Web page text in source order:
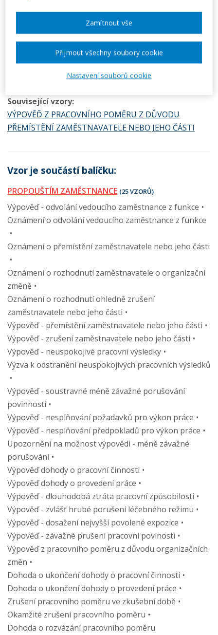
pro výpověď z důvodu přemístění zaměstnavatele nebo
jeho části. Rozhodnutí nemusí zaměstnavatel zaměstnci
předat, ale měl by jej s obsahem rozhodnutí při předání
výpovědi alespoň rámcově seznámit. K tomu dobře
poslouží vzor oznámení připravený Vzorným Právem.
Související vzory:
VÝPOVĚĎ Z PRACOVNÍHO POMĚRU Z DŮVODU
PŘEMÍSTĚNÍ ZAMĚSTNAVATELE NEBO JEHO ČÁSTI
Vzor je součástí balíčku:
PROPOUŠTÍM ZAMĚSTNANCE (25 VZORŮ)
Výpověď - odvolání vedoucího zaměstnance z funkce
Oznámení o odvolání vedoucího zaměstnance z funkce
Oznámení o přemístění zaměstnavatele nebo jeho části
Oznámení o rozhodnutí zaměstnavatele o organizační
změně
Oznámení o rozhodnutí ohledně zrušení
zaměstnavatele nebo jeho části
Výpověď - přemístění zaměstnavatele nebo jeho části
Výpověď - zrušení zaměstnavatele nebo jeho části
Výpověď - neuspokojivé pracovní výsledky
Výzva k odstranění neuspokojivých pracovních výsledků
Výpověď - soustravné méně závažné porušování
povinností
Výpověď - nesplňování požadavků pro výkon práce
Výpověď - nesplňování předpokladů pro výkon práce
Upozornění na možnost výpovědi - méně závažné
porušování
Výpověď dohody o pracovní činnosti
Výpověď dohody o provedení práce
Výpověď - dlouhodobá ztráta pracovní způsobilosti
Výpověď - zvlášť hrubé porušení léčebného režimu
Výpověď - dosažení nejvyšší povolené expozice
Výpověď - závažné prušení pracovní povinosti
Výpověď z pracovního poměru z důvodu organizačních
změn
Dohoda o ukončení dohody o pracovní činnosti
Dohoda o ukončení dohody o provedení práce
Zrušení pracovního poměru ve zkušební době
Okamžité zrušení pracovního poměru
Dohoda o rozvázání pracovního poměru
Nastavení souborů cookie
Zamítnout vše
Přijmout všechny soubory cookie